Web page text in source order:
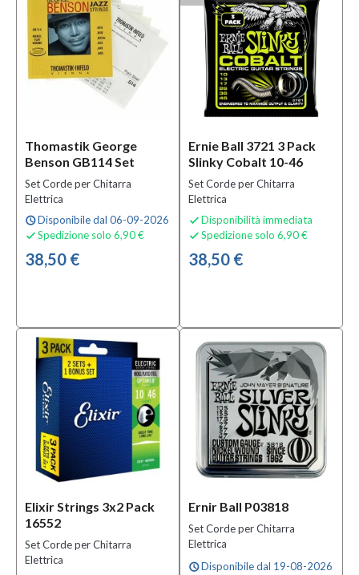
ProSteels
(1)
XL
Pure
Nickel
Strumento
Chitarra
Elettrica
(2)
offerta
(228)
prodotti
disponibili
Si
Thomastik George
Benson GB114 Set
Set Corde per Chitarra
Elettrica
scheduleDisponibile dal 06-09-2026
 Spedizione solo 6,90 €
38,50 €
Ernie Ball 3721 3 Pack
Slinky Cobalt 10-46
Set Corde per Chitarra
Elettrica
 Disponibilità immediata
 Spedizione solo 6,90 €
38,50 €
Elixir Strings 3x2 Pack
16552
Set Corde per Chitarra
Elettrica
Ernir Ball P03818
Set Corde per Chitarra
Elettrica
scheduleDisponibile dal 19-08-2026